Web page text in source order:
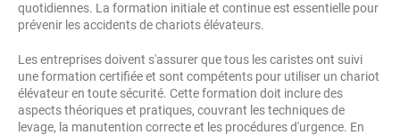
quotidiennes. La formation initiale et continue est essentielle pour
prévenir les accidents de chariots élévateurs.
Les entreprises doivent s'assurer que tous les caristes ont suivi
une formation certifiée et sont compétents pour utiliser un chariot
élévateur en toute sécurité. Cette formation doit inclure des
aspects théoriques et pratiques, couvrant les techniques de
levage, la manutention correcte et les procédures d'urgence. En